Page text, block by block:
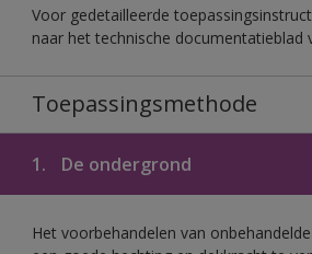
Voor gedetailleerde
naar het technische documentatieblad
Toepassingsmethode
1. De ondergrond
Het voorbehandelen van